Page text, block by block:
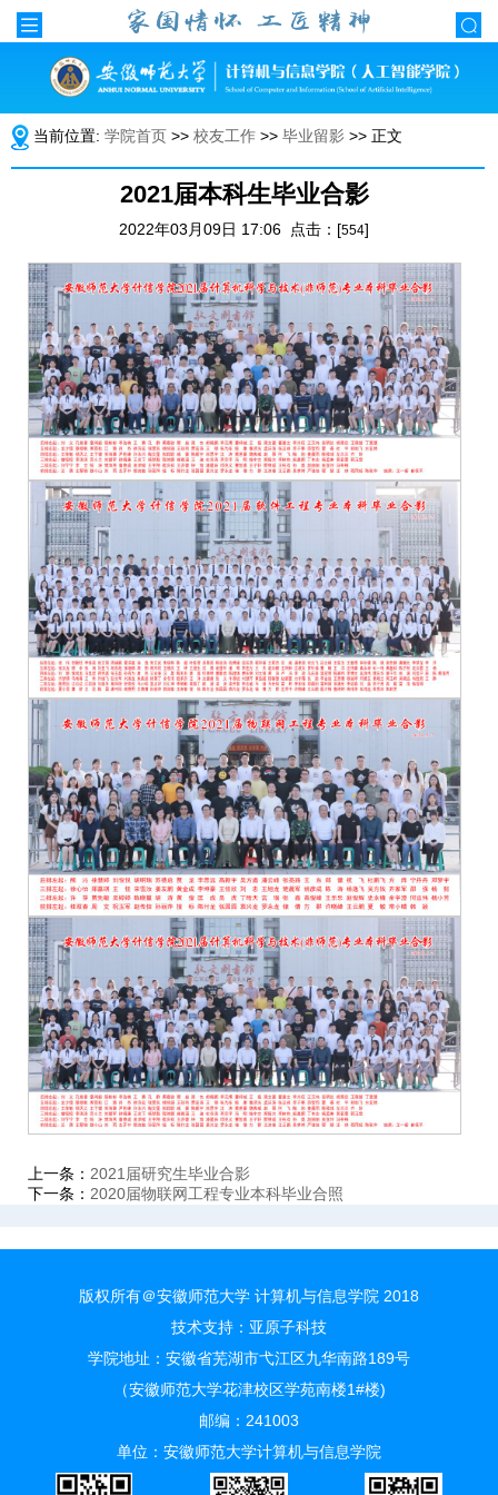
当前位置: 学院首页 >> 校友工作 >> 毕业留影 >> 正文
2021届本科生毕业合影
2022年03月09日 17:06 点击：[554]
上一条： 2021届研究生毕业合影
下一条： 2020届物联网工程专业本科毕业合照
版权所有＠安徽师范大学 计算机与信息学院 2018
技术支持： 亚原子科技
学院地址：安徽省芜湖市弋江区九华南路189号
（安徽师范大学花津校区学苑南楼1#楼)
邮编：241003
单位：安徽师范大学计算机与信息学院